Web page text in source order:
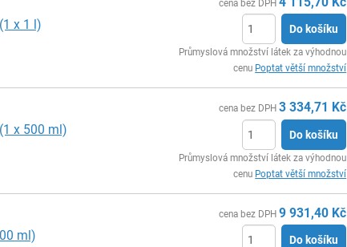
x 1 l)
cena bez DPH
Do košíku
Průmyslová množství látek za výhodnou
cenu Poptat větší množství
x 500 ml)
cena bez DPH 3 334,71 Kč
Do košíku
Průmyslová množství látek za výhodnou
cenu Poptat větší množství
ml)
cena bez DPH 9 931,40 Kč
Do košíku